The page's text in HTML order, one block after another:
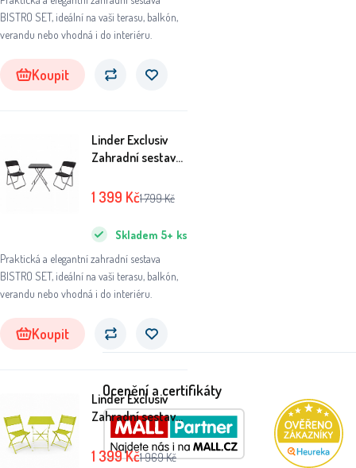
BISTRO SET, ideální na vaši terasu, balkón,
verandu nebo vhodná i do interiéru.
Koupit
Linder Exclusiv
Zahradní sestava
Praktická a elegantní zahradní sestava
BISTRO SET, ideální na vaši terasu, balkón,
verandu nebo vhodná i do interiéru.
Skladem 5+ ks
1 399 Kč1 799Kč
Koupit
Linder Exclusiv
Zahradní sestava
BISTRO SET
Zelená
1 399Kč1 969Kč
Ocenění a certifikáty